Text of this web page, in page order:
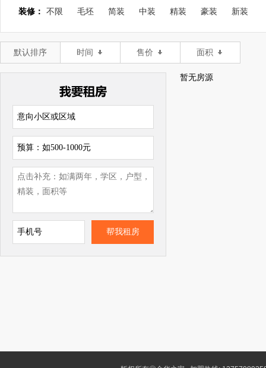
装修： 不限 毛坯 简装 中装 精装 豪装 新装
默认排序 时间 售价 面积
暂无房源